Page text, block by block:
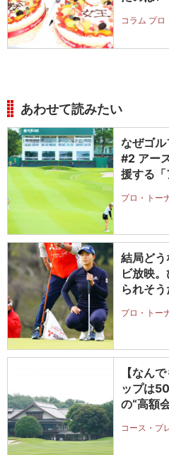
コラム プロ
あわせて読みたい
なぜゴ
#2 アー
援する
プロ・トー
結局ど
ビ放映
られそ
プロ・トー
【なん
ップは
の“高額
コース・プ